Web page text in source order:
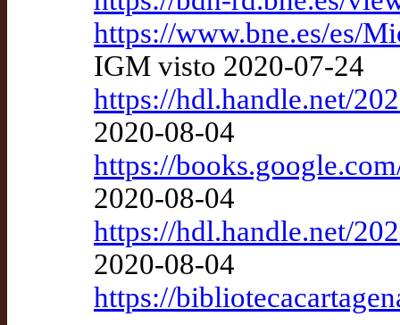
https://www.bne.es/es/
IGM visto 2020-07-24
https://hdl.handle.net/
2020-08-04
https://
2020-08-04
https://hdl.handle.net/
2020-08-04
https://